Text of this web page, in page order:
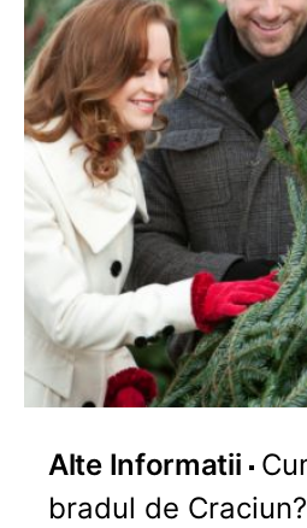
Alte Informatii
bradul de Craciun?